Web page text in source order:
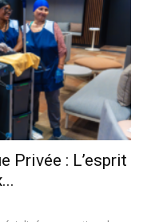
Privée : L’esprit